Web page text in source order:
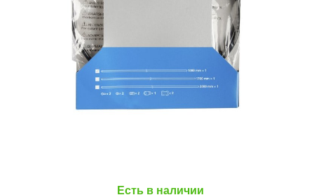
Есть в наличии